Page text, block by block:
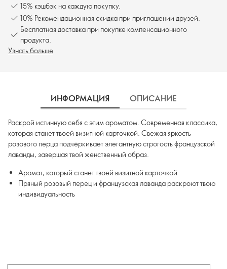
15% кэшбэк на каждую покупку.
10% Рекомендационная скидка при приглашении друзей.
Бесплатная доставка при покупке компенсационного
продукта.
Узнать больше
ИНФОРМАЦИЯ ОПИСАНИЕ
Раскрой истинную себя с этим ароматом. Современная классика,
которая станет твоей визитной карточкой. Свежая яркость
розового перца подчёркивает элегантную строгость французской
лаванды, завершая твой женственный образ.
Аромат, который станет твоей визитной карточкой
Пряный розовый перец и французская лаванда раскроют твою
индивидуальность